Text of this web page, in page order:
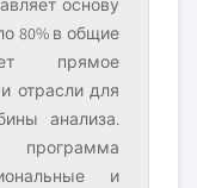
основу
80% в общие
прямое
отрасли для
анализа.
программа
и